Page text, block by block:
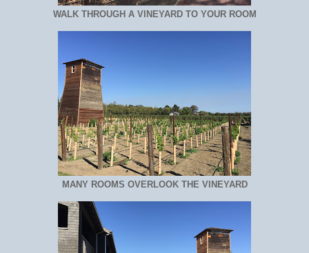
WALK THROUGH A VINEYARD TO YOUR ROOM
MANY ROOMS OVERLOOK THE VINEYARD